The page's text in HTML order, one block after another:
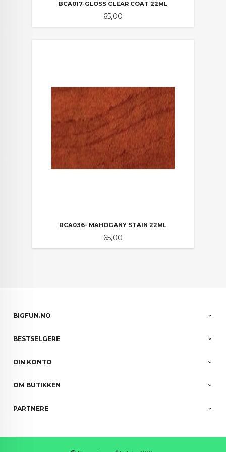
BCA017-GLOSS CLEAR COAT 22ML
Pris
65,00
BCA036- MAHOGANY STAIN 22ML
Pris
65,00
BIGFUN.NO
BESTSELGERE
DIN KONTO
OM BUTIKKEN
PARTNERE